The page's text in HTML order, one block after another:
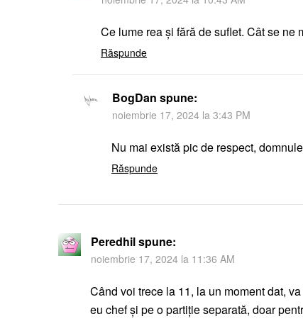
Ce lume rea și fără de suflet. Cât se ne
Răspunde
BogDan spune:
noiembrie 17, 2024 la 3:43 PM
Nu mai există pic de respect,
Răspunde
Peredhilspune:
noiembrie 17, 2024 la 11:36 AM
Când voi trece la 11, la un moment dat,
eu chef și pe o partiție separată, doar